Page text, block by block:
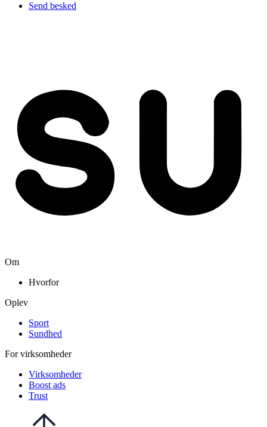
Send besked
Om
Hvorfor
Oplev
Sport
Sundhed
For virksomheder
Virksomheder
Boost ads
Trust